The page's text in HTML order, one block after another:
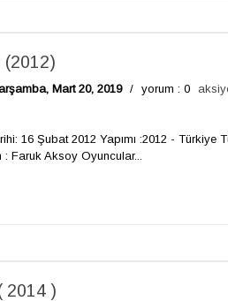
(2012)
Mart 20, 2019 / yorum : 0
16 Şubat 2012 Yapımı :2012 - Türkiye
Faruk Aksoy Oyuncular...
2014 )